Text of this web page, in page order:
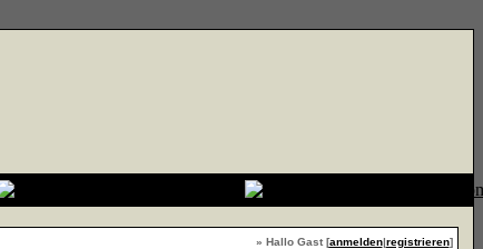
» Hallo Gast [anmelden|registrieren]